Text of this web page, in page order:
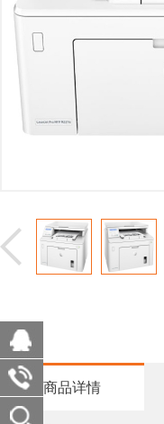
商品详情